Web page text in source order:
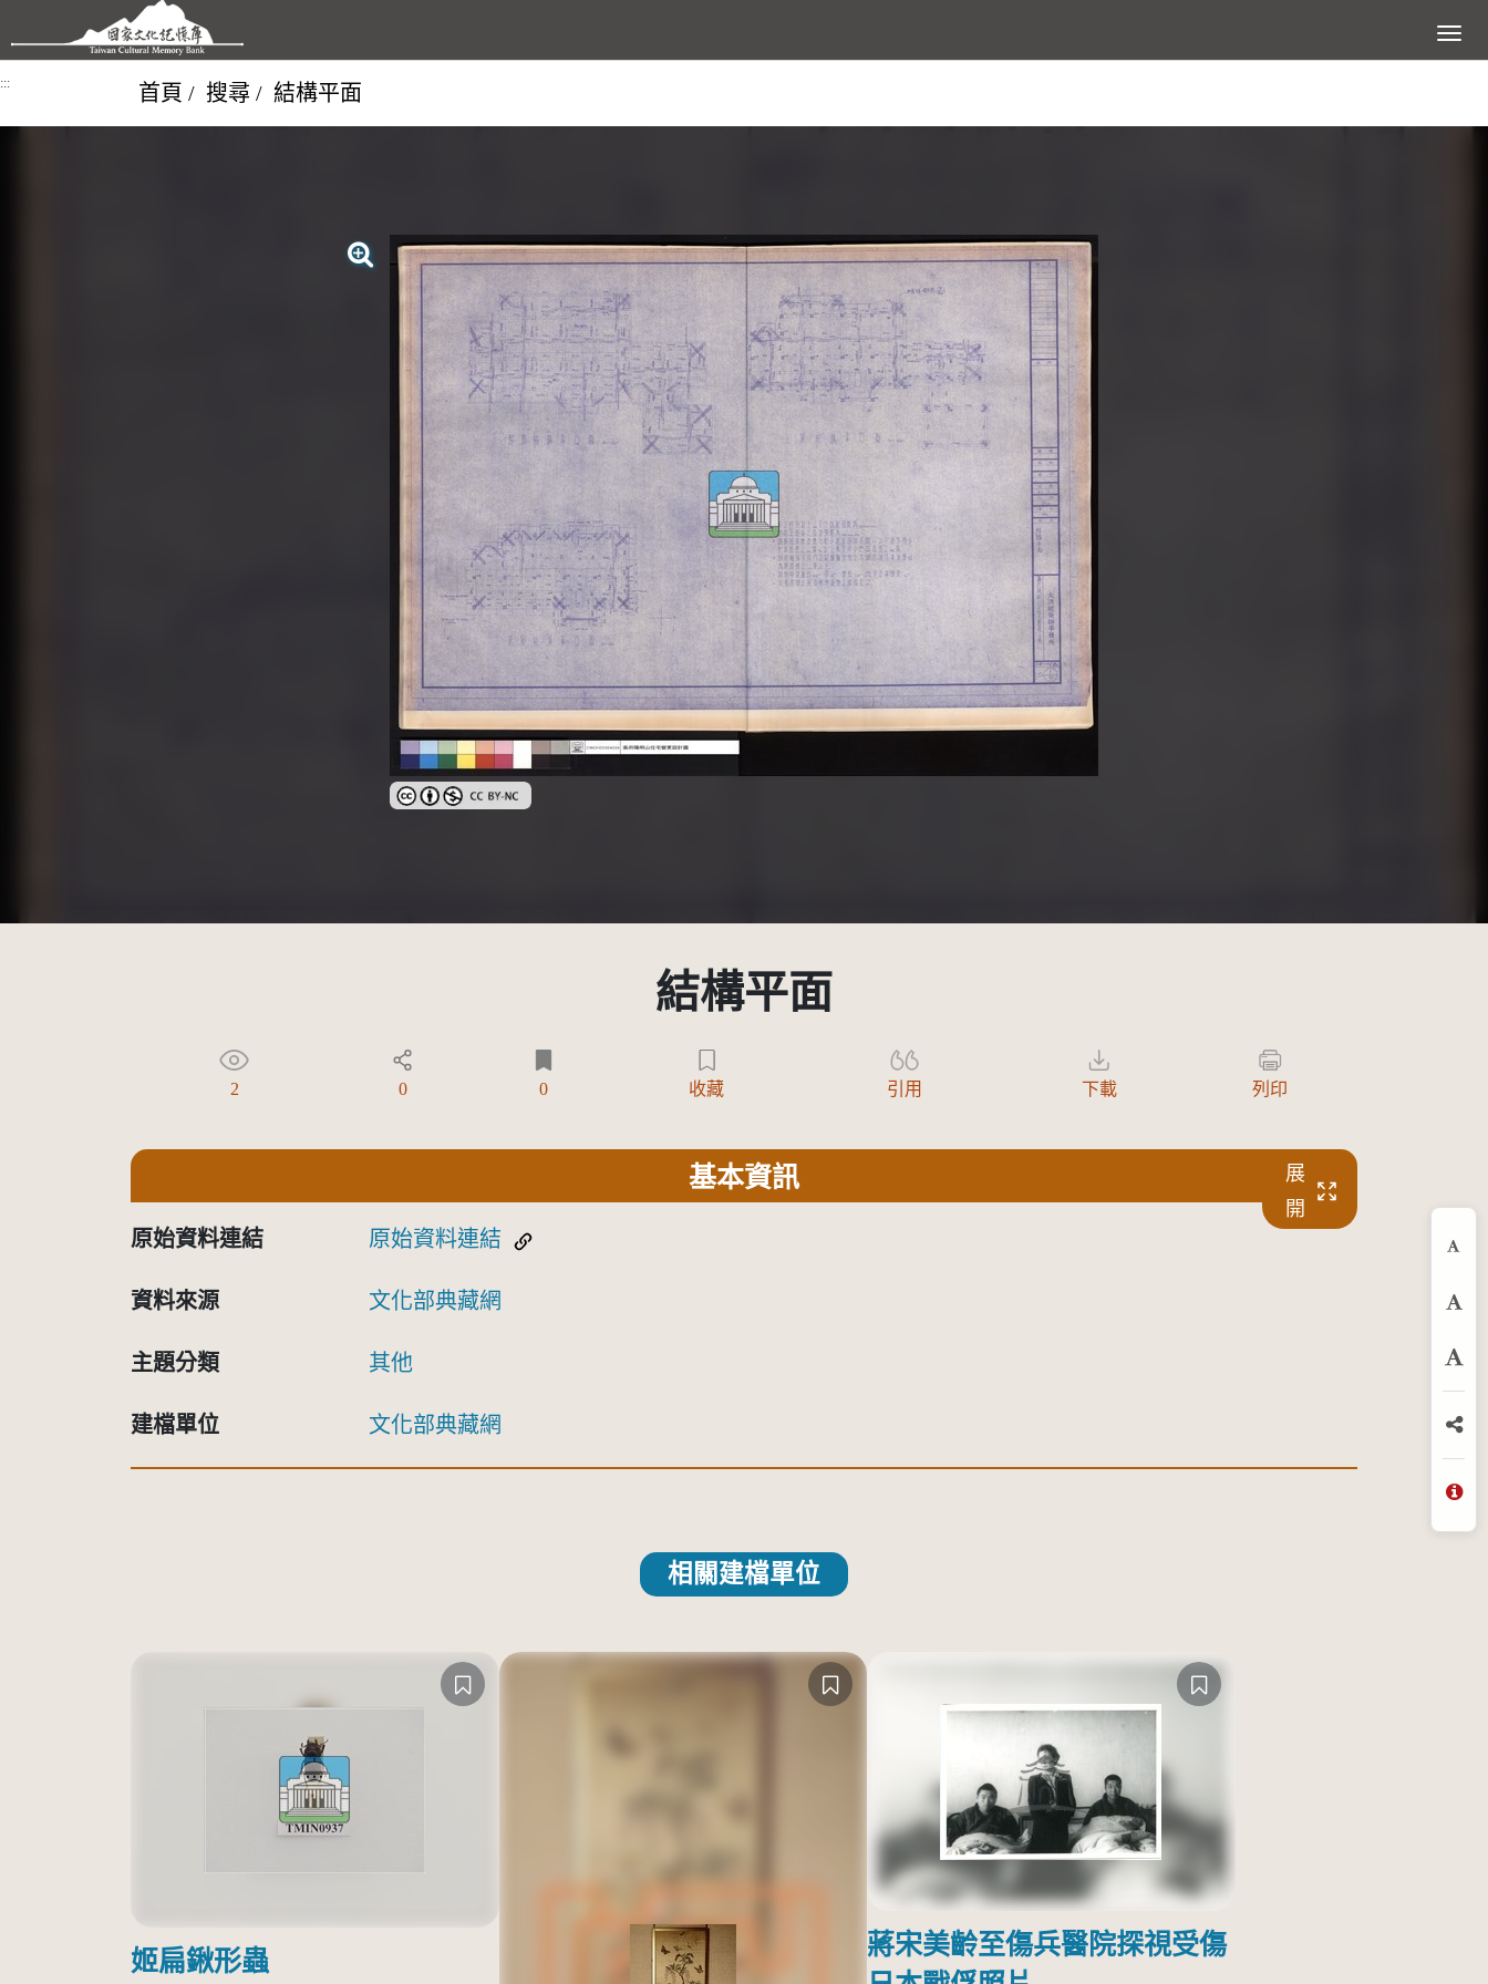
跳到主要內容區塊 展開選
::: 首頁 搜尋 結構平面
創用CC姓名標示-非商業性 3.0 台灣及其後版本(CC BY-NC 3.0 TW +)
結構平面
2 0 0 收藏 引用 下載 列印
基本資訊
展
開
原始資料連結 原始資料連結
資料來源 文化部典藏網
主題分類 其他
建檔單位 文化部典藏網
相關建檔單位
姬扁鍬形蟲
蔣宋美齡至傷兵醫院探視受傷
放
分